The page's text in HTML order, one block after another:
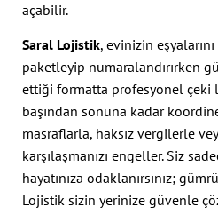
açabilir.
Saral Lojistik, evinizin
paketleyip numaralandırırken
ettiği formatta profesyonel çeki
başından sonuna kadar
masraflarla, haksız vergilerle
karşılaşmanızı engeller. Siz
hayatınıza odaklanırsınız;
Lojistik sizin yerinize güvenle